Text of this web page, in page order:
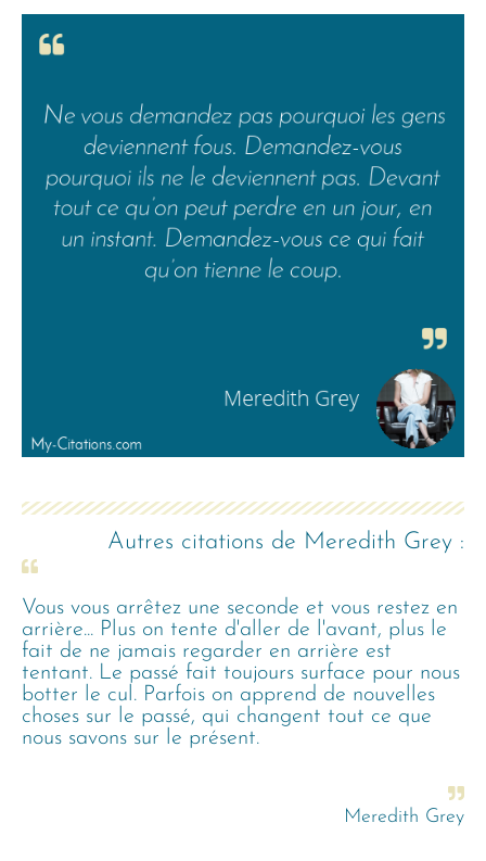
Autres citations de Meredith Grey :
Vous vous arrêtez une seconde et vous restez en
arrière... Plus on tente d'aller de l'avant, plus le
fait de ne jamais regarder en arrière est
tentant. Le passé fait toujours surface pour nous
botter le cul. Parfois on apprend de nouvelles
choses sur le passé, qui changent tout ce que
nous savons sur le présent.
Meredith Grey